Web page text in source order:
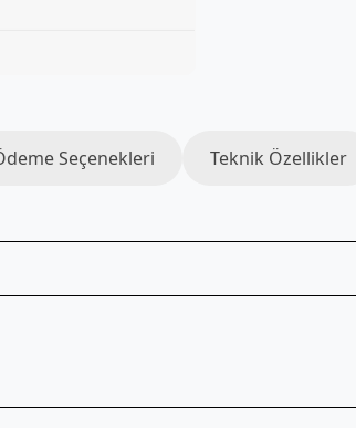
Seçenekleri Teknik Özellikler